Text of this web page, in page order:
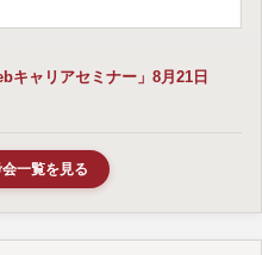
キャリアセミナー」8月21日
一覧を見る